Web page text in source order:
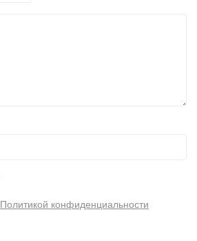
Политикой конфиденциальности